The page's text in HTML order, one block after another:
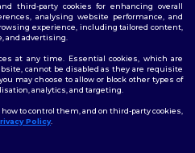
third-party cookies for enhancing overall
analysing website performance, and
experience, including tailored content,
and advertising.
at any time. Essential cookies, which are
cannot be disabled as they are requisite
may choose to allow or block other types of
analytics, and targeting.
to control them, and on third-party cookies,
Policy.